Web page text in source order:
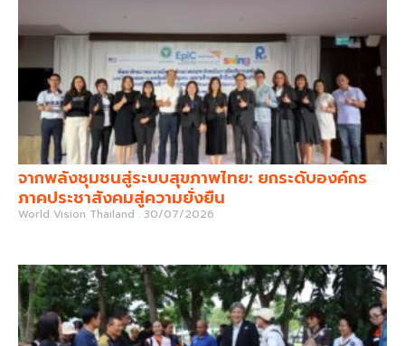
จากพลังชุมชนสู่ระบบสุขภาพไทย: ยกระดับองค์กร
ภาคประชาสังคมสู่ความยั่งยืน
World Vision Thailand 30/07/2026